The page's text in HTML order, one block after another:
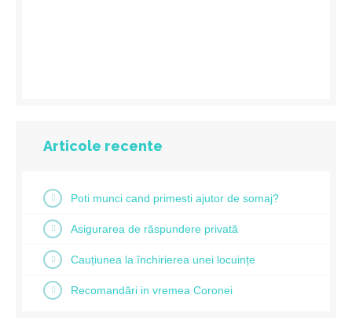
Articole recente
Poti munci cand primesti ajutor de somaj?
Asigurarea de răspundere privată
Cauțiunea la închirierea unei locuințe
Recomandări in vremea Coronei